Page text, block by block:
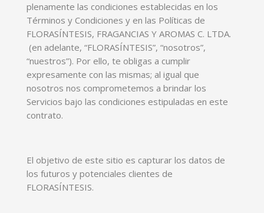
plenamente las condiciones establecidas en los
Términos y Condiciones y en las Políticas de
FLORASÍNTESIS, FRAGANCIAS Y AROMAS C. LTDA.
(en adelante, “FLORASÍNTESIS”, “nosotros”,
“nuestros”). Por ello, te obligas a cumplir
expresamente con las mismas; al igual que
nosotros nos comprometemos a brindar los
Servicios bajo las condiciones estipuladas en este
contrato.
El objetivo de este sitio es capturar los datos de
los futuros y potenciales clientes de
FLORASÍNTESIS.